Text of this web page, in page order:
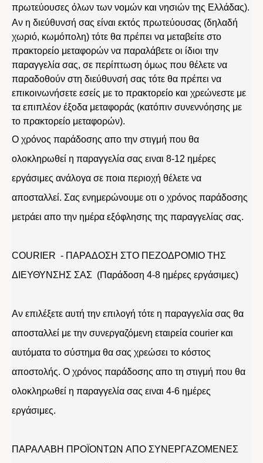
πρωτεύουσες όλων των νομών και νησιών της Ελλάδας).
Αν η διεύθυνσή σας είναι εκτός πρωτεύουσας (δηλαδή
χωριό, κωμόπολη) τότε θα πρέπει να μεταβείτε στο
πρακτορείο μεταφορών να παραλάβετε οι ίδιοι την
παραγγελία σας, σε περίπτωση όμως που θέλετε να
παραδοθούν στη διεύθυνσή σας τότε θα πρέπει να
επικοινωνήσετε εσείς με το πρακτορείο και χρεώνεστε με
τα επιπλέον έξοδα μεταφοράς (κατόπιν συνεννόησης με
το πρακτορείο μεταφορών).
Ο χρόνος παράδοσης απο την στιγμή που θα
ολοκληρωθεί η παραγγελία σας ειναι 8-12 ημέρες
εργάσιμες ανάλογα σε ποια περιοχή θέλετε να
αποσταλλεί. Σας ενημερώνουμε οτι ο χρόνος παράδοσης
μετράει απο την ημέρα εξόφλησης της παραγγελίας σας.
COURIER - ΠΑΡΑΔΟΣΗ ΣΤΟ ΠΕΖΟΔΡΟΜΙΟ ΤΗΣ
ΔΙΕΥΘΥΝΣΗΣ ΣΑΣ (Παράδοση 4-8 ημέρες εργάσιμες)
Αν επιλέξετε αυτή την επιλογή τότε η παραγγελία σας θα
αποσταλλεί με την συνεργαζόμενη εταιρεία courier και
αυτόματα το σύστημα θα σας χρεώσει το κόστος
αποστολής. Ο χρόνος παράδοσης απο τη στιγμή που θα
ολοκληρωθεί η παραγγελία σας ειναι 4-6 ημέρες
εργάσιμες.
ΠΑΡΑΛΑΒΗ ΠΡΟΪΟΝΤΩΝ ΑΠΟ ΣΥΝΕΡΓΑΖΟΜΕΝΕΣ